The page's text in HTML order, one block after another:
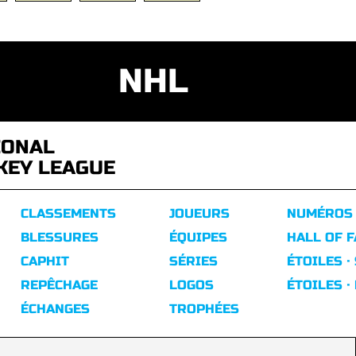
NHL
LEAGUE
CLASSEMENTS
BLESSURES
CAPHIT
REPÊCHAGE
ÉCHANGES
JOUEURS
ÉQUIPES
SÉRIES
LOGOS
TROPHÉES
NUMÉROS
HALL OF
ÉTOILES
ÉTOILES